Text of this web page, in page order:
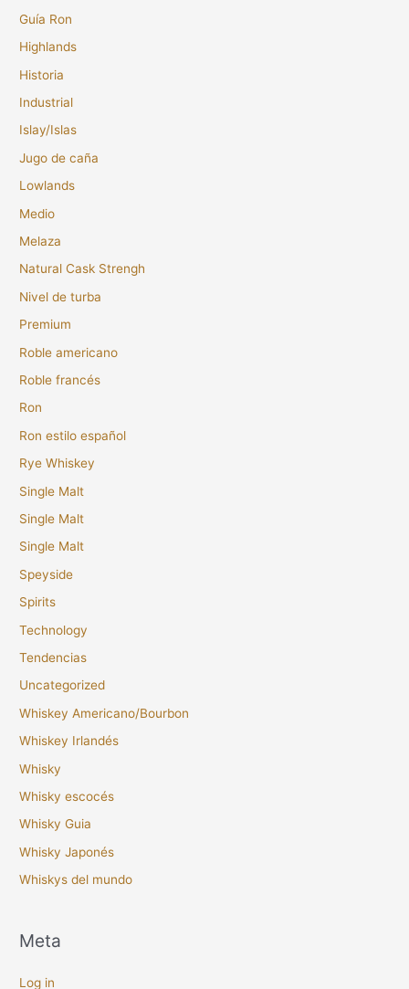
Guía Ron
Highlands
Historia
Industrial
Islay/Islas
Jugo de caña
Lowlands
Medio
Melaza
Natural Cask Strengh
Nivel de turba
Premium
Roble americano
Roble francés
Ron
Ron estilo español
Rye Whiskey
Single Malt
Single Malt
Single Malt
Speyside
Spirits
Technology
Tendencias
Uncategorized
Whiskey Americano/Bourbon
Whiskey Irlandés
Whisky
Whisky escocés
Whisky Guia
Whisky Japonés
Whiskys del mundo
Meta
Log in